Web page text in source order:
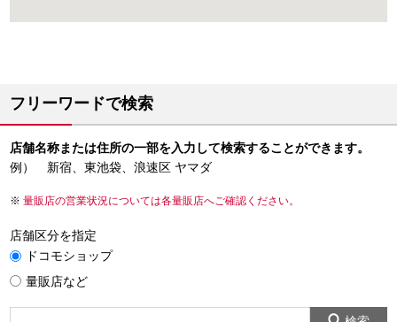
フリーワードで検索
店舗名称または住所の一部を入力して検索することができます。
例） 新宿、東池袋、浪速区 ヤマダ
量販店の営業状況については各量販店へご確認ください。
店舗区分を指定
ドコモショップ
量販店など